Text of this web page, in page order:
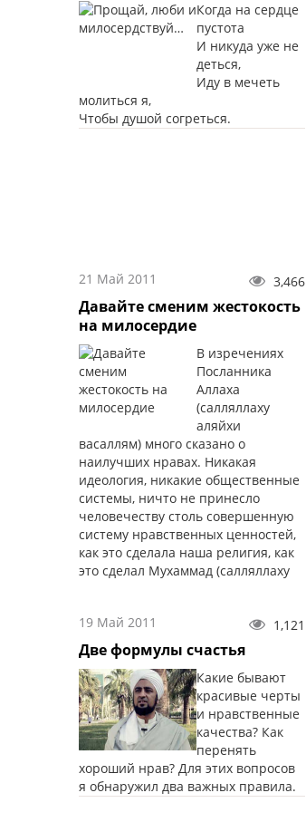
Когда на сердце
пустота
И никуда уже не
деться,
Иду в мечеть
молиться я,
Чтобы душой согреться.
21 Май 2011 3,466
Давайте сменим жестокость
на милосердие
В изречениях
Посланника
Аллаха
(салляллаху
аляйхи
васаллям) много сказано о
наилучших нравах. Никакая
идеология, никакие общественные
системы, ничто не принесло
человечеству столь совершенную
систему нравственных ценностей,
как это сделала наша религия, как
это сделал Мухаммад (салляллаху
19 Май 2011 1,121
Две формулы счастья
Какие бывают
красивые черты
и нравственные
качества? Как
перенять
хороший нрав? Для этих вопросов
я обнаружил два важных правила.